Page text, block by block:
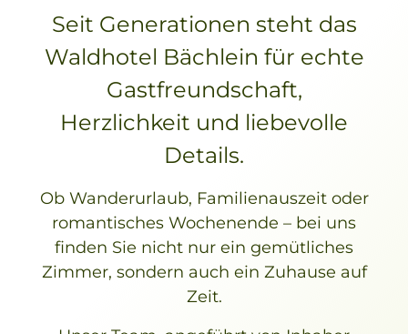
Seit Generationen steht das
Waldhotel Bächlein für echte
Gastfreundschaft,
Herzlichkeit und liebevolle
Details.
Ob Wanderurlaub, Familienauszeit oder
romantisches Wochenende – bei uns
finden Sie nicht nur ein gemütliches
Zimmer, sondern auch ein Zuhause auf
Zeit.